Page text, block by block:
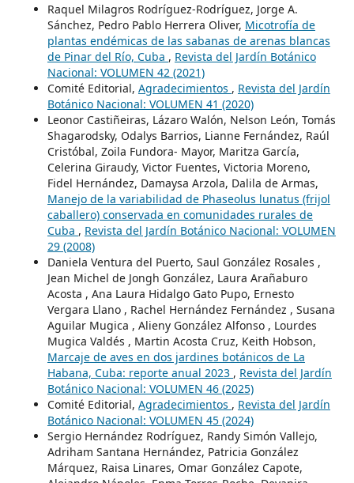
Raquel Milagros Rodríguez-Rodríguez, Jorge A.
Sánchez, Pedro Pablo Herrera Oliver, Micotrofía de
plantas endémicas de las sabanas de arenas blancas
de Pinar del Río, Cuba , Revista del Jardín Botánico
Nacional: VOLUMEN 42 (2021)
Comité Editorial, Agradecimientos , Revista del Jardín
Botánico Nacional: VOLUMEN 41 (2020)
Leonor Castiñeiras, Lázaro Walón, Nelson León, Tomás
Shagarodsky, Odalys Barrios, Lianne Fernández, Raúl
Cristóbal, Zoila Fundora- Mayor, Maritza García,
Celerina Giraudy, Victor Fuentes, Victoria Moreno,
Fidel Hernández, Damaysa Arzola, Dalila de Armas,
Manejo de la variabilidad de Phaseolus lunatus (frijol
caballero) conservada en comunidades rurales de
Cuba , Revista del Jardín Botánico Nacional: VOLUMEN
29 (2008)
Daniela Ventura del Puerto, Saul González Rosales ,
Jean Michel de Jongh González, Laura Arañaburo
Acosta , Ana Laura Hidalgo Gato Pupo, Ernesto
Vergara Llano , Rachel Hernández Fernández , Susana
Aguilar Mugica , Alieny González Alfonso , Lourdes
Mugica Valdés , Martin Acosta Cruz, Keith Hobson,
Marcaje de aves en dos jardines botánicos de La
Habana, Cuba: reporte anual 2023 , Revista del Jardín
Botánico Nacional: VOLUMEN 46 (2025)
Comité Editorial, Agradecimientos , Revista del Jardín
Botánico Nacional: VOLUMEN 45 (2024)
Sergio Hernández Rodríguez, Randy Simón Vallejo,
Adriham Santana Hernández, Patricia González
Márquez, Raisa Linares, Omar González Capote,